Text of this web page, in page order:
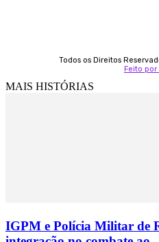
Todos os Direitos
Feito por
MAIS HISTÓRIAS
IGPM e Polícia Militar de